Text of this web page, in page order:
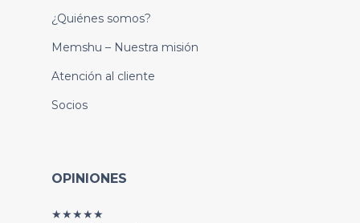
¿Quiénes somos?
Memshu – Nuestra misión
Atención al cliente
Socios
OPINIONES
★★★★★